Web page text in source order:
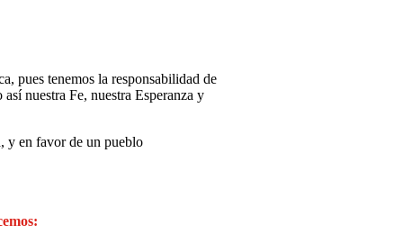
pues tenemos la responsabilidad de
nuestra Fe, nuestra Esperanza y
y en favor de un pueblo